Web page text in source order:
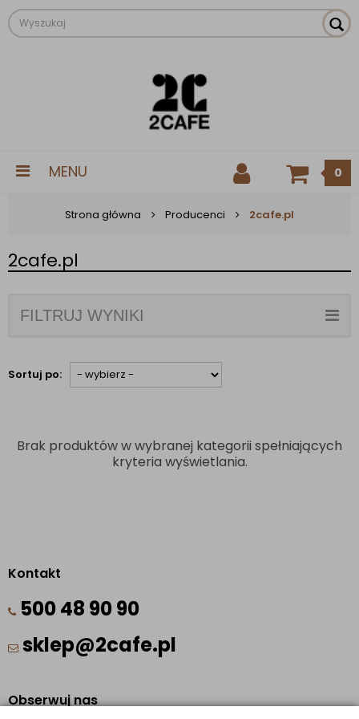
MENU 0
Strona główna Producenci 2cafe.pl
2cafe.pl
FILTRUJ WYNIKI
Sortuj po:
Brak produktów w wybranej kategorii spełniających
kryteria wyświetlania.
Kontakt
500 48 90 90
sklep@2cafe.pl
Obserwuj nas